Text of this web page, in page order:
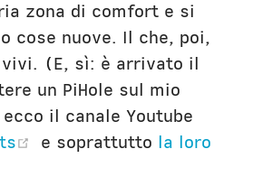
zona di comfort e si
cose nuove. Il che, poi,
(E, sì: è arrivato il
un PiHole sul mio
il canale Youtube
(opens new window)
e soprattutto la loro
window)